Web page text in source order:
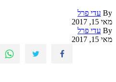
By עדי פרל
מאי 15, 2017
By עדי פרל
מאי 15, 2017